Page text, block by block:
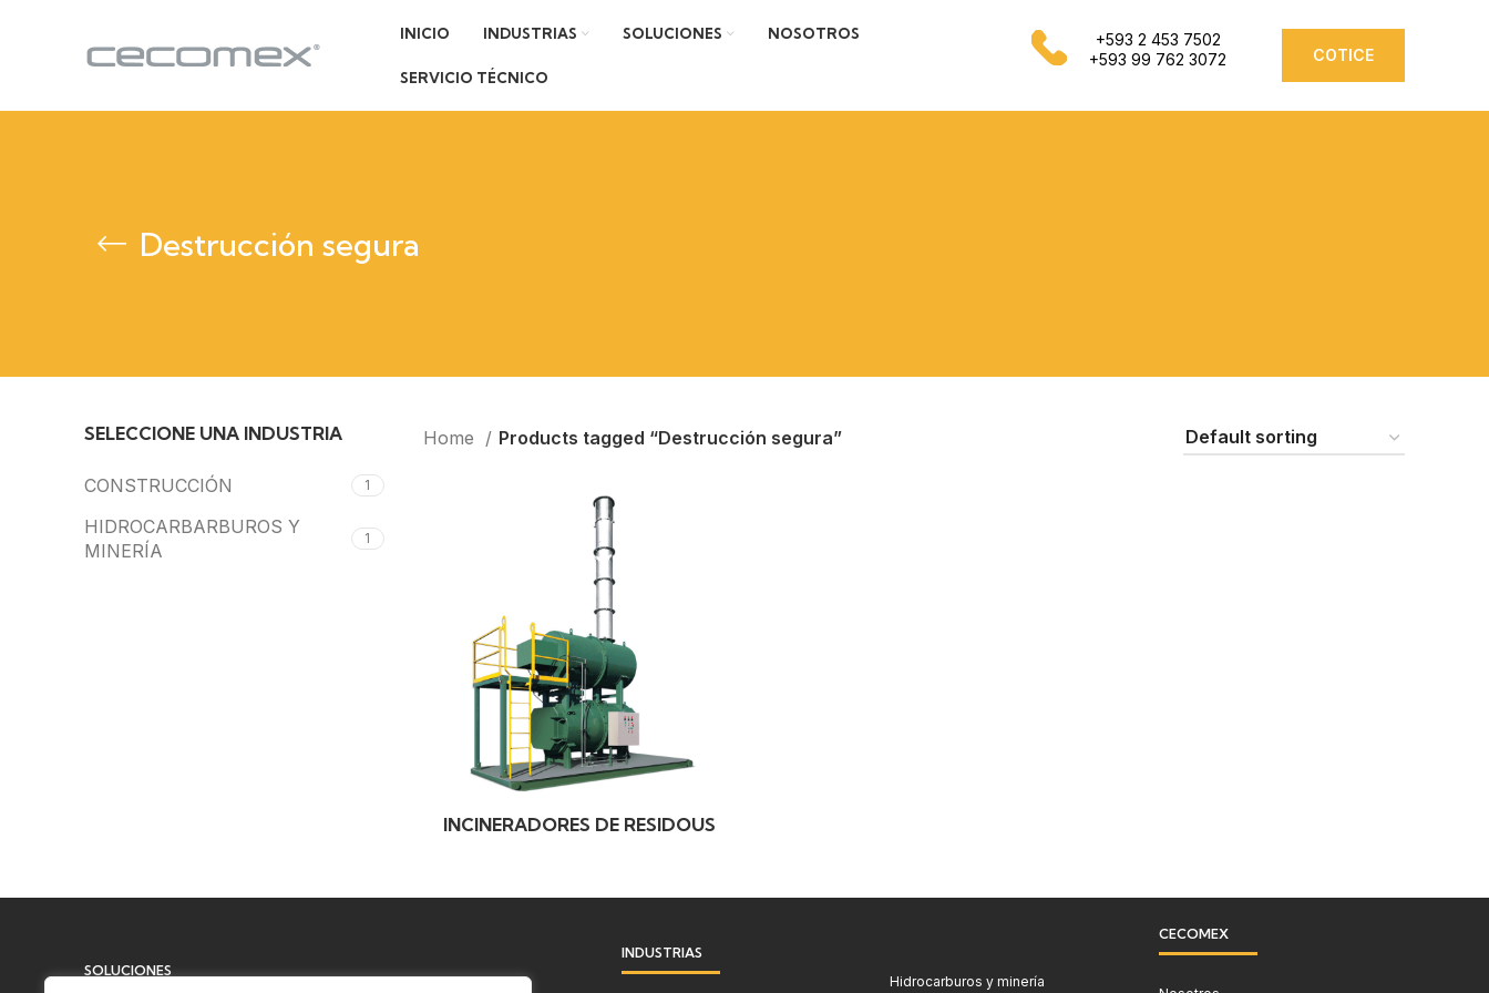
INICIO INDUSTRIAS SOLUCIONES NOSOTROS
SERVICIO TÉCNICO
+593 2 453 7502
+593 99 762 3072
COTICE
Destrucción segura
SELECCIONE UNA INDUSTRIA
CONSTRUCCIÓN 1
HIDROCARBARBUROS Y
MINERÍA
1
Home Products tagged “Destrucción segura”
INCINERADORES DE RESIDOUS
SOLUCIONES
Limpieza e higiene
INDUSTRIAS
Hidrocarburos y minería
CECOMEX